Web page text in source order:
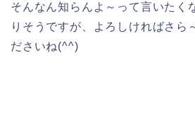
そんなん知らんよ～って言いたく
りそうですが、よろしければさら
ださいね(^^)